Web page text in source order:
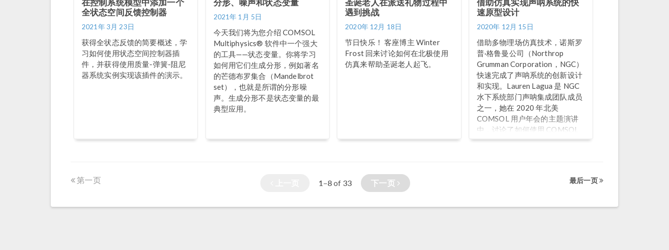
全状态空间反馈控制器
2021年 3月 23日
获得全状态反馈的简要概述，学
习如何使用状态空间控制器插
件，并获得使用质量-弹簧-阻尼
器系统实例实现该插件的演示。
2021年 1月 5日
今天我们将为您介绍 COMSOL
Multiphysics® 软件中一个强大
的工具——状态变量。你将学习
如何用它们生成分形，例如著名
的芒德布罗集合（Mandelbrot
set），也就是所谓的分形噪
声。生成分形不是状态变量的最
典型应用。
遇到挑战
2020年 12月 18日
节日快乐！ 客座博主 Winter
Frost 回来讨论如何在北极使用
仿真来帮助圣诞老人起飞。
速原型设计
2020年 12月 15日
借助多物理场仿真技术，诺斯罗
普·格鲁曼公司（Northrop
Grumman Corporation，NGC）
快速完成了声呐系统的创新设计
和实现。Lauren Lagua 是 NGC
水下系统部门声呐集成团队成员
之一，她在 2020 年北美
COMSOL 用户年会的主题演讲
中，讨论了如何使用 COMSOL
Multiphysics® 软件在声呐系统
览。 视频演讲：NGC 如何使用
速原型设计 NGC 的快速原型设
第一页 1–8of 33 下一页 最后一页